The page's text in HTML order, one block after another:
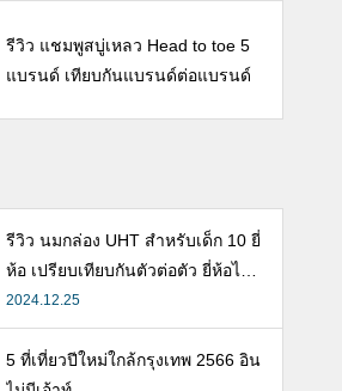
รีวิว แชมพูสบู่เหลว Head to toe 5
แบรนด์ เทียบกันแบรนด์ต่อแบรนด์
รีวิว นมกล่อง UHT สำหรับเด็ก 10 ยี่
ห้อ เปรียบเทียบกันตัวต่อตัว ยี่ห้อไห
นดี พร้อมแนะวิธีการเลือกนมกล่องใ
ห้ลูก
2024.12.25
5 ที่เที่ยวปีใหม่ใกล้กรุงเทพ 2566 อิน
Facebook -คุณแม่ลูกอ่อน-